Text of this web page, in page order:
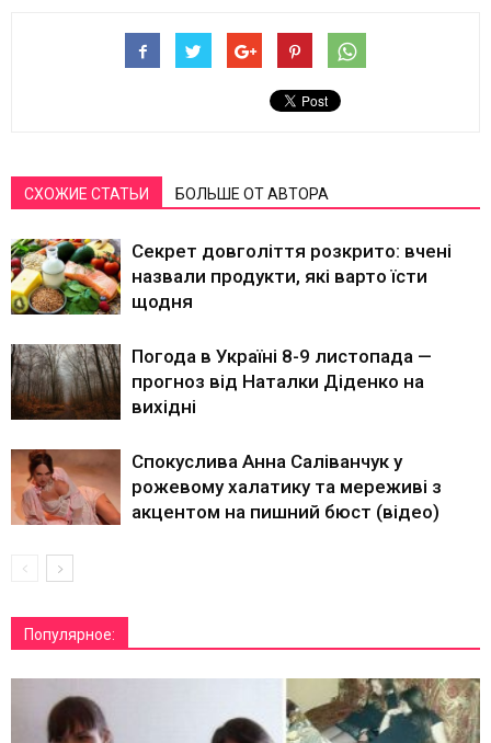
СХОЖИЕ СТАТЬИ БОЛЬШЕ ОТ АВТОРА
Секрет довголіття розкрито: вчені
назвали продукти, які варто їсти
щодня
Погода в Україні 8-9 листопада —
прогноз від Наталки Діденко на
вихідні
Спокуслива Анна Саліванчук у
рожевому халатику та мереживі з
акцентом на пишний бюст (відео)
Популярное: